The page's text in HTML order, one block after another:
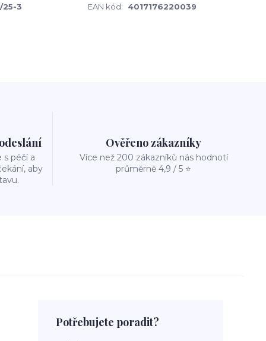
3 EAN kód: 4017176220039
s péčí a
aby
Ověřeno zákazníky
Více než 200 zákazníků nás hodnotí
průměrně 4,9 / 5 ⭐
Potřebujete poradit?